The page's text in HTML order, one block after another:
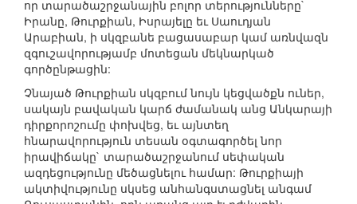
որ տարածաշրջանային բոլոր տերությունները`
Իրանը, Թուրքիան, Իսրայելը եւ Սաուդյան
Արաբիան, ի սկզբանե բացասաբար կամ առնվազն
զգուշավորությամբ մոտեցան մեկնարկած
գործընթացին:
Չնայած Թուրքիան սկզբում նույն կեցվածքն ուներ,
սակայն բավական կարճ ժամանակ անց Անկարայի
դիրքորոշումը փոխվեց, եւ այնտեղ
հնարավորություն տեսան օգտագործել նոր
իրավիճակը` տարածաշրջանում սեփական
ազդեցությունը մեծացնելու համար: Թուրքիայի
ակտիվությունը սկսեց անհանգստացնել անգամ